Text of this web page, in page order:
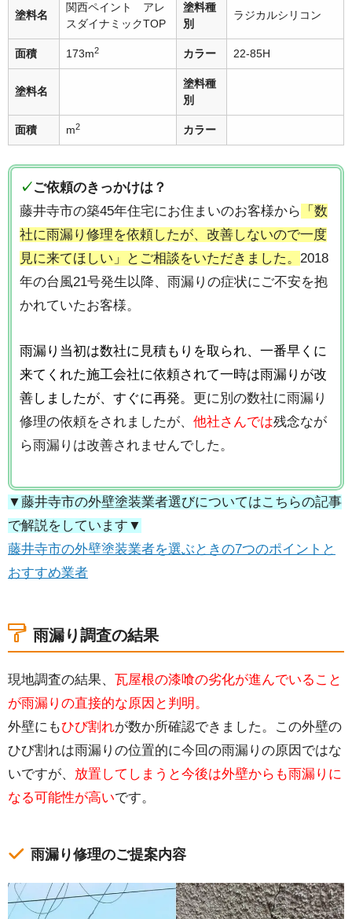
塗料名
関西ペイント アレ
スダイナミックTOP
塗料種
別
ラジカルシリコン
面積 173m2 カラー 22-85H
塗料名
塗料種
別
面積 m2 カラー
✓ご依頼のきっかけは？
藤井寺市の築45年住宅にお住まいのお客様から
「数
社に雨漏り修理を依頼したが、改善しないので一度
見に来てほしい」とご相談をいただきました。 2018
年の台風21号発生以降、雨漏りの症状にご不安を抱
かれていたお客様。
雨漏り当初は数社に見積もりを取られ、一番早くに
来てくれた施工会社に依頼されて一時は雨漏りが改
善しましたが、すぐに再発。 更に別の数社に雨漏り
修理の依頼をされましたが、 他社さんでは残念なが
ら雨漏りは改善されませんでした。
▼藤井寺市の外壁塗装業者選びについてはこちらの記事
で解説をしています▼
藤井寺市の外壁塗装業者を選ぶときの7つのポイントと
おすすめ業者
雨漏り調査の結果
現地調査の結果、 瓦屋根の漆喰の劣化が進んでいること
が雨漏りの直接的な原因と判明。
外壁にもひび割れが数か所確認できました。この外壁の
ひび割れは雨漏りの位置的に今回の雨漏りの原因ではな
いですが、 放置してしまうと今後は外壁からも雨漏りに
なる可能性が高いです。
雨漏り修理のご提案内容